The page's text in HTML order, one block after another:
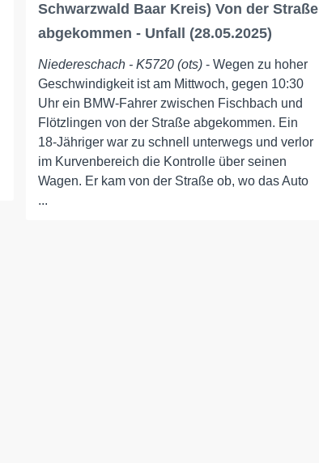
Schwarzwald Baar Kreis) Von der Straße
abgekommen - Unfall (28.05.2025)
Niedereschach - K5720 (ots)- Wegen zu hoher
Geschwindigkeit ist am Mittwoch, gegen 10:30
Uhr ein BMW-Fahrer zwischen Fischbach und
Flötzlingen von der Straße abgekommen. Ein
18-Jähriger war zu schnell unterwegs und verlor
im Kurvenbereich die Kontrolle über seinen
Wagen. Er kam von der Straße ob, wo das Auto
...